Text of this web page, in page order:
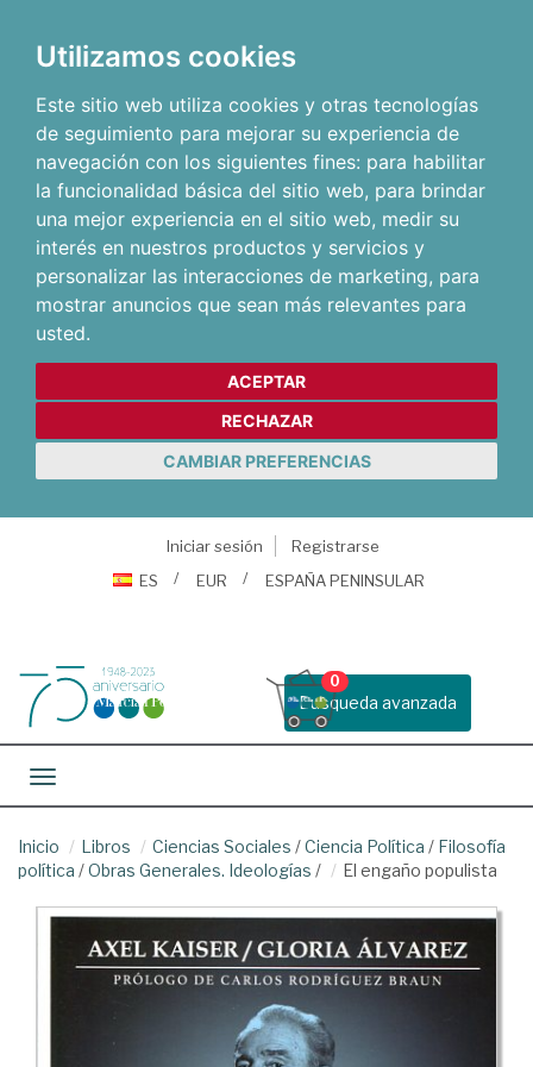
Utilizamos cookies
Este sitio web utiliza cookies y otras tecnologías
de seguimiento para mejorar su experiencia de
navegación con los siguientes fines: para habilitar
la funcionalidad básica del sitio web, para brindar
una mejor experiencia en el sitio web, medir su
interés en nuestros productos y servicios y
personalizar las interacciones de marketing, para
mostrar anuncios que sean más relevantes para
usted.
ACEPTAR
RECHAZAR
CAMBIAR PREFERENCIAS
Iniciar sesión
Registrarse
ES
EUR ESPAÑA PENINSULAR
Busqueda avanzada
0
Toggle navigation
Inicio Libros Ciencias Sociales /Ciencia Política / Filosofía
política /Obras Generales. Ideologías / El engaño populista